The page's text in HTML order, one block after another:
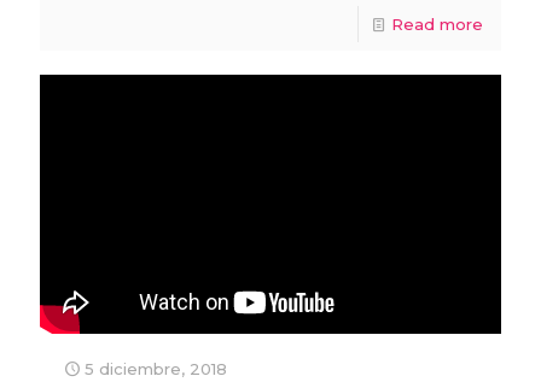
Read more
5 diciembre, 2018